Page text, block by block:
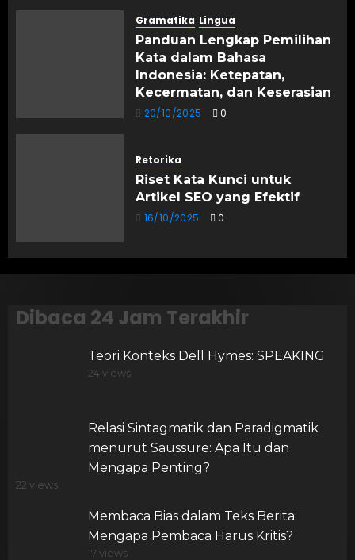
Gramatika Lingua
Panduan Lengkap Pemilihan
Kata dalam Bahasa
Indonesia: Ketepatan,
Kecermatan, dan Keserasian
20/10/2025 0
Retorika
Riset Kata Kunci untuk
Artikel SEO yang Efektif
16/10/2025 0
Dibaca 24 Jam Terakhir
Teori Konteks Dell Hymes: SPEAKING
24 views
Relasi Sintagmatik dan Paradigmatik
menurut Saussure: Apa Itu dan
Mengapa Penting?
22 views
Membaca Bias dalam Teks Berita:
Mengapa Pembaca Harus Kritis?
17 views